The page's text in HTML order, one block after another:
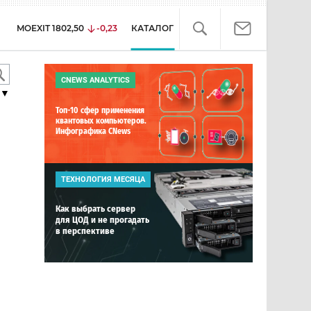
MOEXIT 1802,50 -0,23 КАТАЛОГ
▼
CNEWS ANALYTICS
Топ-10 сфер применения
квантовых компьютеров.
Инфографика CNews
ТЕХНОЛОГИЯ МЕСЯЦА
Как выбрать сервер
для ЦОД и не прогадать
в перспективе